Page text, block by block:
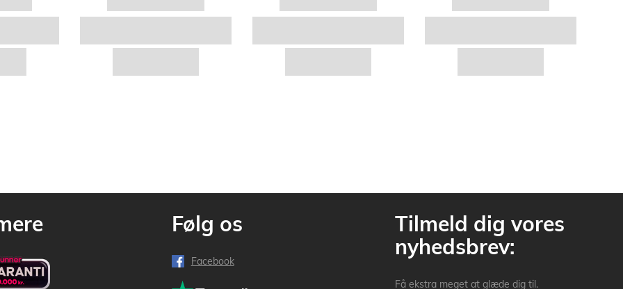
Følg os
Facebook
Tilmeld dig vores
nyhedsbrev:
Få ekstra meget at glæde dig til.